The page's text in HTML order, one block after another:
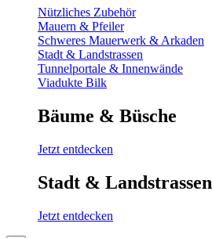
Nützliches Zubehör
Mauern & Pfeiler
Schweres Mauerwerk & Arkaden
Stadt & Landstrassen
Tunnelportale & Innenwände
Viadukte Bilk
Bäume & Büsche
Jetzt entdecken
Stadt & Landstrassen
Jetzt entdecken